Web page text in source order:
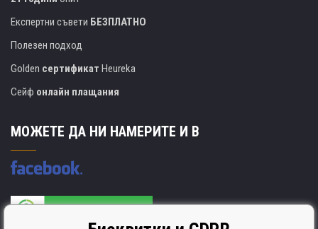
Експертни съвети БЕЗПЛАТНО
Полезен подход
Golden сертификат Heureka
Сейф онлайн плащания
МОЖЕТЕ ДА НИ НАМЕРИТЕ И В